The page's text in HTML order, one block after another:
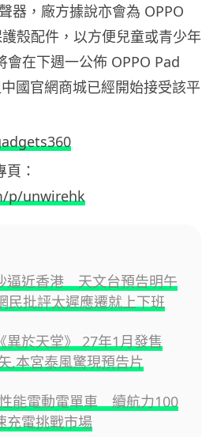
器，廠方據說亦會為 OPPO
殼配件，以方便兒童或青少年
會在下週一公佈 OPPO Pad
國官網商城已經開始接受該平
：
p/unwirehk
逼近香港 天文台預告明午
批評太遲應遷就上下班
異於天堂》 27年1月發售
,本宮泰風驚現預告片
能電動電單車 續航力100
電挑戰市場